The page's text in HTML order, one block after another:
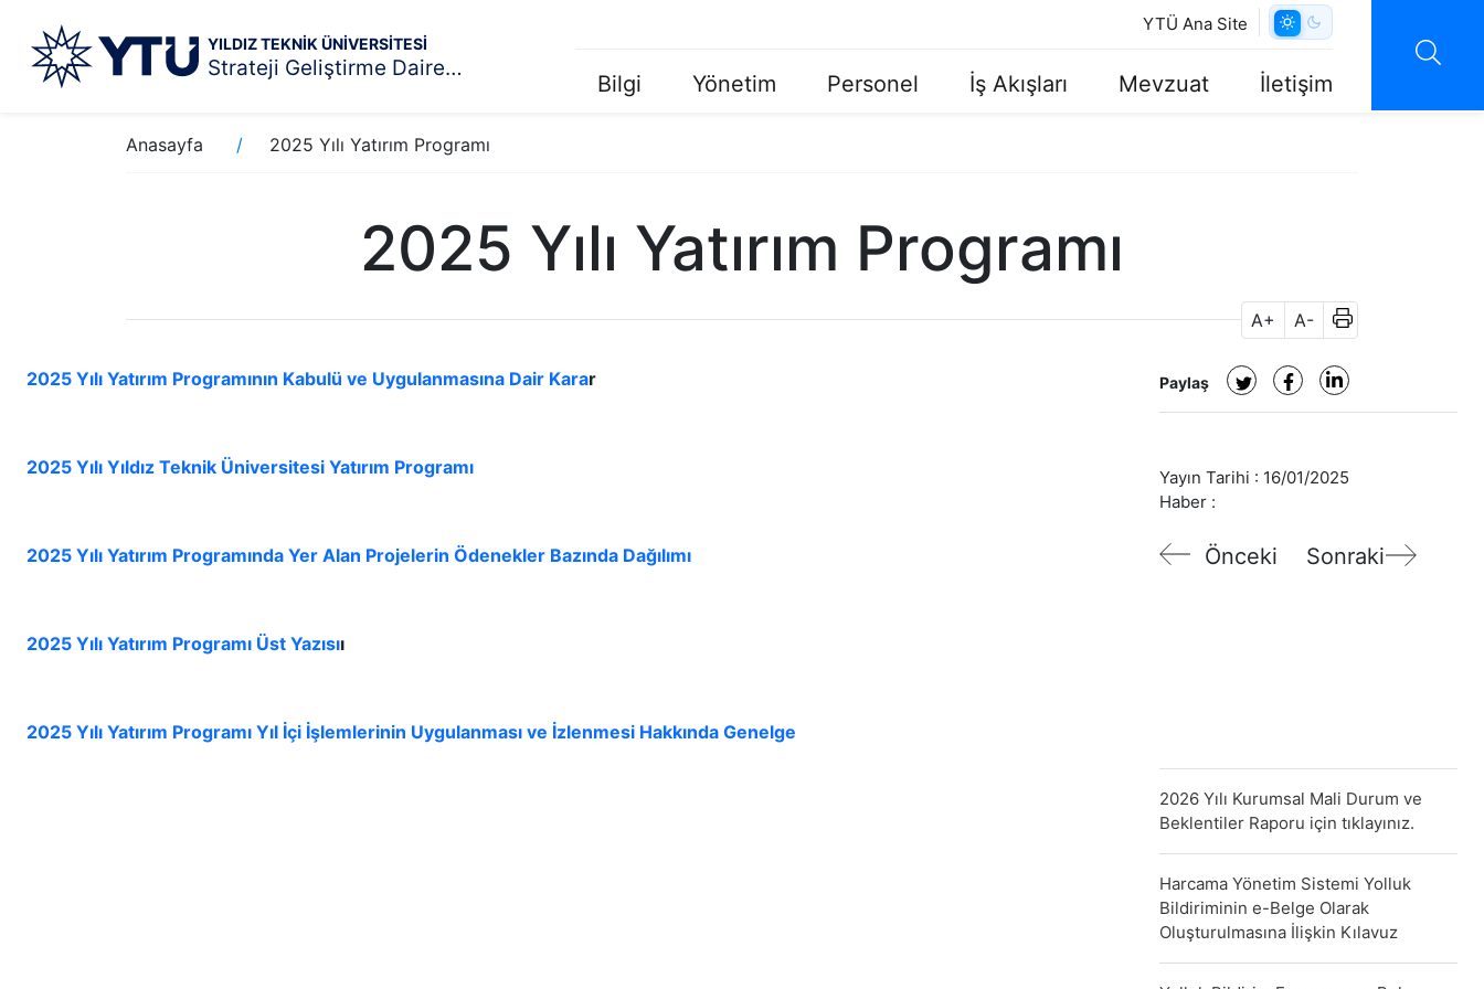
YILDIZ TEKNİK ÜNİVERSİTESİ
Strateji Geliştirme Daire Başkanlığı
YTÜ Ana Site
Ana
Bilgi Yönetim Personel İş Akışları Mevzuat İletişim
Sayfa
yolu
Anasayfa 2025 Yılı Yatırım Programı
2025 Yılı Yatırım Programı
A+ A-
2025 Yılı Yatırım Programının Kabulü ve Uygulanmasına Dair Karar
2025 Yılı Yıldız Teknik Üniversitesi Yatırım Programı
2025 Yılı Yatırım Programında Yer Alan Projelerin Ödenekler Bazında Dağılımı
2025 Yılı Yatırım Programı Üst Yazısıı
2025 Yılı Yatırım Programı Yıl İçi İşlemlerinin Uygulanması ve İzlenmesi Hakkında Genelge
Paylaş
Yayın Tarihi : 16/01/2025
Haber :
Önceki Sonraki
2026 Yılı Kurumsal Mali Durum ve
Beklentiler Raporu için tıklayınız.
Harcama Yönetim Sistemi Yolluk
Bildiriminin e-Belge Olarak
Oluşturulmasına İlişkin Kılavuz